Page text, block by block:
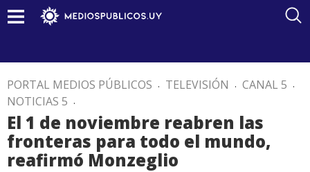
PORTAL MEDIOS PÚBLICOS . TELEVISIÓN . CANAL 5 .
NOTICIAS 5 .
El 1 de noviembre reabren las
fronteras para todo el mundo,
reafirmó Monzeglio